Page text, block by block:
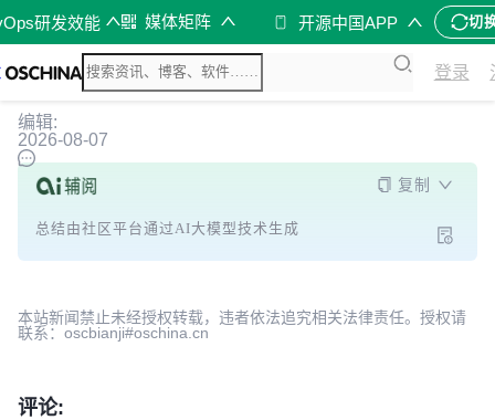
研发效能 媒体矩阵 开源中国APP 切
登录
编辑:
2026-08-07
复制
总结由社区平台通过AI大模型技术生成
本站新闻禁止未经授权转载，违者依法追究相关法律责任。授权请
联系：oscbianji#oschina.cn
评论: